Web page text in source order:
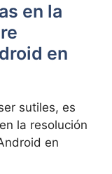
en la
⁢en
sutiles, es
⁣la resolución
en